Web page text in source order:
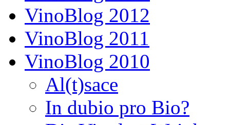
VinoBlog 2012
VinoBlog 2011
VinoBlog 2010
Al(t)sace
In dubio pro Bio?